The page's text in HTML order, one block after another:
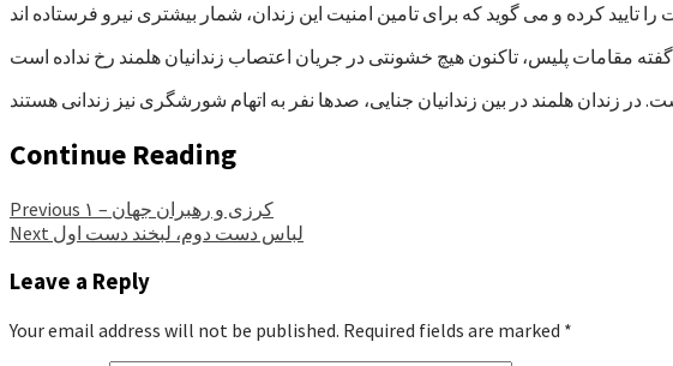
Continue Reading
Previous
کرزی و رهبران جهان – ۱
Next لباس دست دوم، لبخند دست اول
Leave a Reply
Your email address will not be published. Required fields are marked *